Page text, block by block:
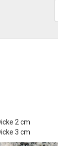
2 cm
3 cm